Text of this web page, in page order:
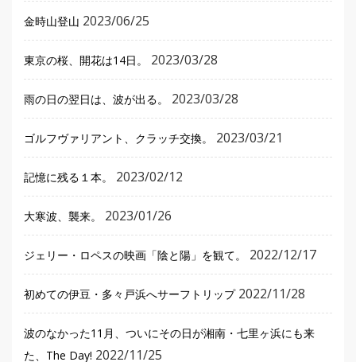
金時山登山 2023/06/25
東京の桜、開花は14日。 2023/03/28
雨の日の翌日は、波が出る。 2023/03/28
ゴルフヴァリアント、クラッチ交換。 2023/03/21
記憶に残る１本。 2023/02/12
大寒波、襲来。 2023/01/26
ジェリー・ロペスの映画「陰と陽」を観て。 2022/12/17
初めての伊豆・多々戸浜へサーフトリップ 2022/11/28
波のなかった11月、ついにその日が湘南・七里ヶ浜にも来
た、The Day! 2022/11/25